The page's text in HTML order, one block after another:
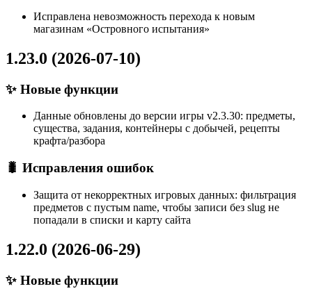
Исправлена невозможность перехода к новым
магазинам «Островного испытания»
1.23.0 (2026-07-10)
✨ Новые функции
Данные обновлены до версии игры v2.3.30: предметы,
существа, задания, контейнеры с добычей, рецепты
крафта/разбора
🐛 Исправления ошибок
Защита от некорректных игровых данных: фильтрация
предметов с пустым name, чтобы записи без slug не
попадали в списки и карту сайта
1.22.0 (2026-06-29)
✨ Новые функции